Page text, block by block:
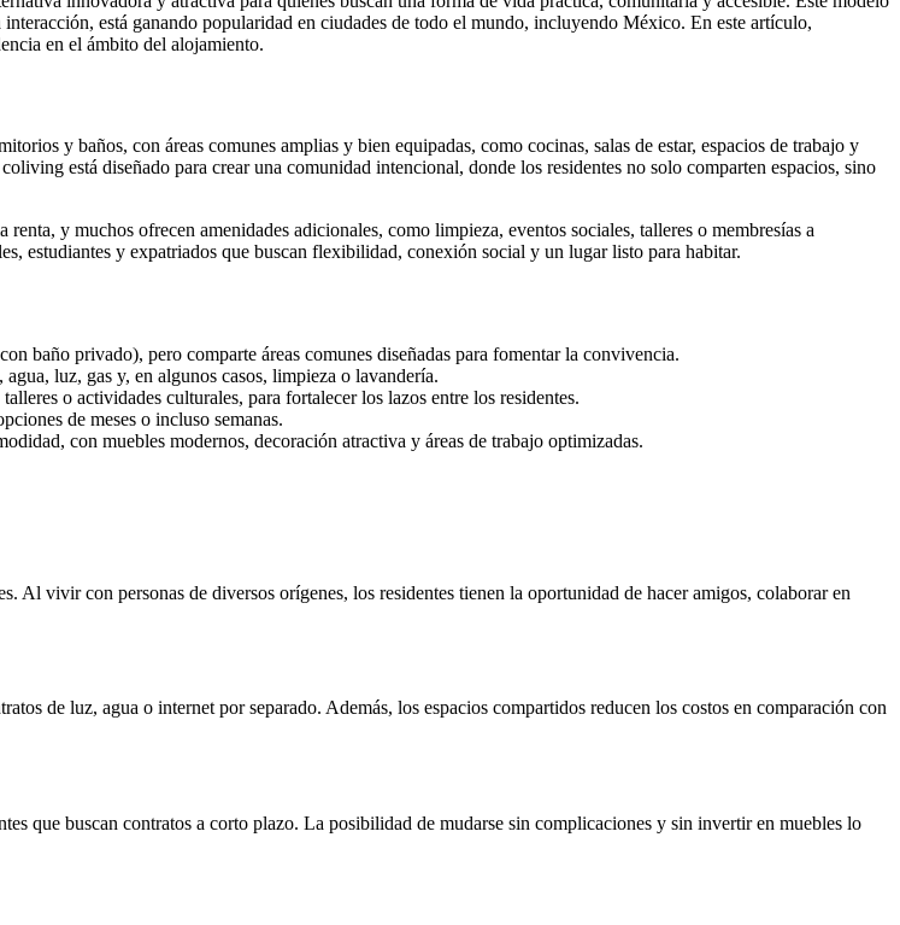
está ganando popularidad en ciudades de todo el mundo, incluyendo México. En este artículo,
en el ámbito del alojamiento.
y baños, con áreas comunes amplias y bien equipadas, como cocinas, salas de estar, espacios de trabajo y
está diseñado para crear una comunidad intencional, donde los residentes no solo comparten espacios, sino
y muchos ofrecen amenidades adicionales, como limpieza, eventos sociales, talleres o membresías a
estudiantes y expatriados que buscan flexibilidad, conexión social y un lugar listo para habitar.
baño privado), pero comparte áreas comunes diseñadas para fomentar la convivencia.
luz, gas y, en algunos casos, limpieza o lavandería.
o actividades culturales, para fortalecer los lazos entre los residentes.
de meses o incluso semanas.
con muebles modernos, decoración atractiva y áreas de trabajo optimizadas.
Al vivir con personas de diversos orígenes, los residentes tienen la oportunidad de hacer amigos, colaborar en
de luz, agua o internet por separado. Además, los espacios compartidos reducen los costos en comparación con
que buscan contratos a corto plazo. La posibilidad de mudarse sin complicaciones y sin invertir en muebles lo